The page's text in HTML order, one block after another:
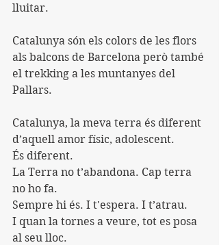
lluitar.
Catalunya són els colors de les flors
als balcons de Barcelona però també
el trekking a les muntanyes del
Pallars.
Catalunya, la meva terra és diferent
d’aquell amor físic, adolescent.
És diferent.
La Terra no t’abandona. Cap terra
no ho fa.
Sempre hi és. I t'espera. I t’atrau.
I quan la tornes a veure, tot es posa
al seu lloc.